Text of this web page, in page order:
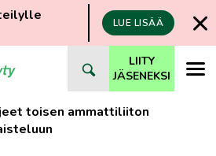
LUE LISÄÄ
LIITY
JÄSENEKSI
toisen ammattiliiton